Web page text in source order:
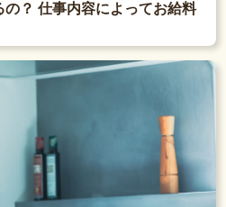
？ 仕事内容によってお給料